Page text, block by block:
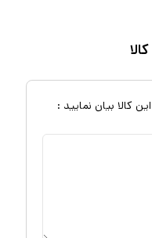
کالا بیان نمایید :